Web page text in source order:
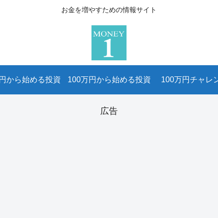
お金を増やすための情報サイト
から始める投資 100万円から始める投資 100万円チャレ
広告